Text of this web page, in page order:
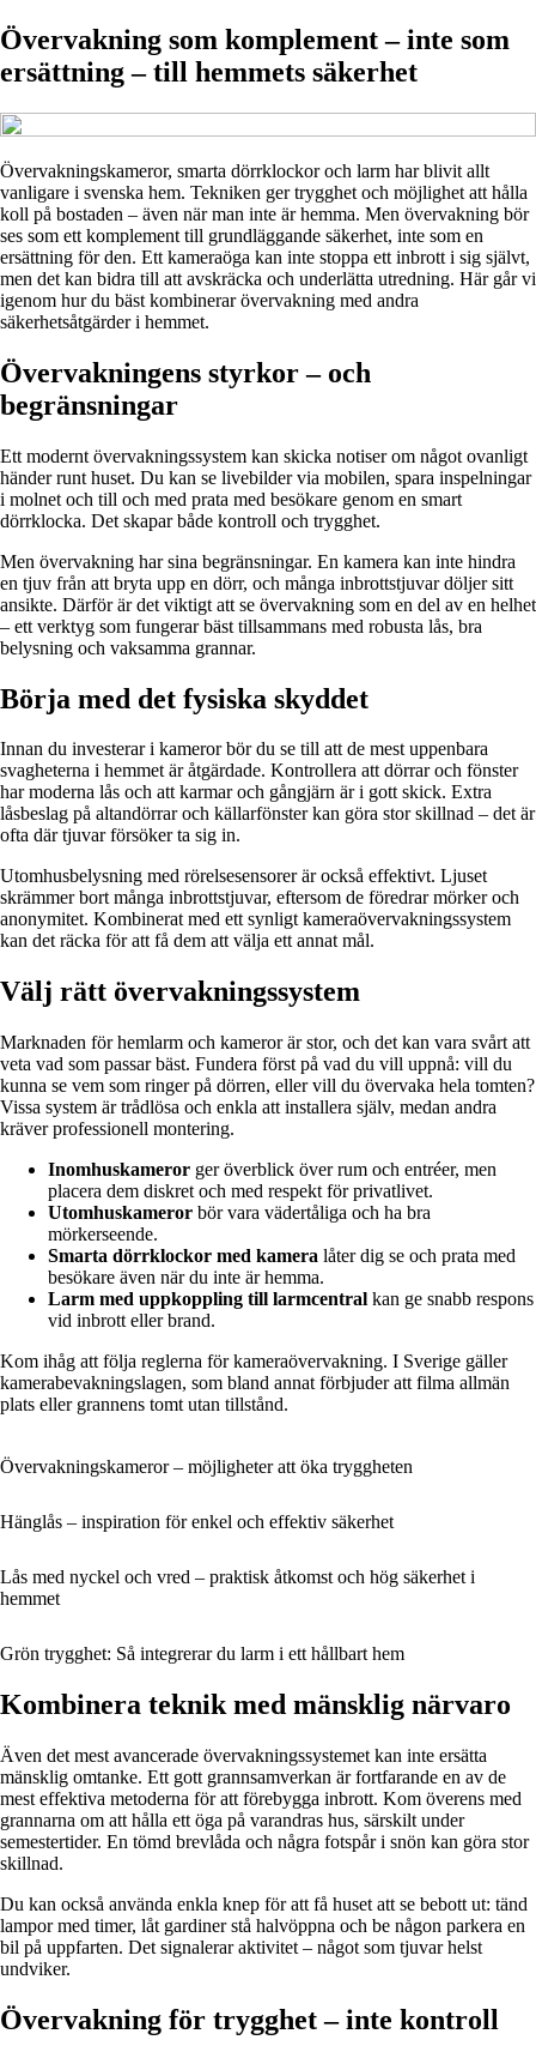
Övervakning som komplement – inte som
ersättning – till hemmets säkerhet
Övervakningskameror, smarta dörrklockor och larm har blivit allt
vanligare i svenska hem. Tekniken ger trygghet och möjlighet att hålla
koll på bostaden – även när man inte är hemma. Men övervakning bör
ses som ett komplement till grundläggande säkerhet, inte som en
ersättning för den. Ett kameraöga kan inte stoppa ett inbrott i sig självt,
men det kan bidra till att avskräcka och underlätta utredning. Här går vi
igenom hur du bäst kombinerar övervakning med andra
säkerhetsåtgärder i hemmet.
Övervakningens styrkor – och
begränsningar
Ett modernt övervakningssystem kan skicka notiser om något ovanligt
händer runt huset. Du kan se livebilder via mobilen, spara inspelningar
i molnet och till och med prata med besökare genom en smart
dörrklocka. Det skapar både kontroll och trygghet.
Men övervakning har sina begränsningar. En kamera kan inte hindra
en tjuv från att bryta upp en dörr, och många inbrottstjuvar döljer sitt
ansikte. Därför är det viktigt att se övervakning som en del av en helhet
– ett verktyg som fungerar bäst tillsammans med robusta lås, bra
belysning och vaksamma grannar.
Börja med det fysiska skyddet
Innan du investerar i kameror bör du se till att de mest uppenbara
svagheterna i hemmet är åtgärdade. Kontrollera att dörrar och fönster
har moderna lås och att karmar och gångjärn är i gott skick. Extra
låsbeslag på altandörrar och källarfönster kan göra stor skillnad – det är
ofta där tjuvar försöker ta sig in.
Utomhusbelysning med rörelsesensorer är också effektivt. Ljuset
skrämmer bort många inbrottstjuvar, eftersom de föredrar mörker och
anonymitet. Kombinerat med ett synligt kameraövervakningssystem
kan det räcka för att få dem att välja ett annat mål.
Välj rätt övervakningssystem
Marknaden för hemlarm och kameror är stor, och det kan vara svårt att
veta vad som passar bäst. Fundera först på vad du vill uppnå: vill du
kunna se vem som ringer på dörren, eller vill du övervaka hela tomten?
Vissa system är trådlösa och enkla att installera själv, medan andra
kräver professionell montering.
Inomhuskameror ger överblick över rum och entréer, men
placera dem diskret och med respekt för privatlivet.
Utomhuskameror bör vara vädertåliga och ha bra
mörkerseende.
Smarta dörrklockor med kamera låter dig se och prata med
besökare även när du inte är hemma.
Larm med uppkoppling till larmcentral kan ge snabb respons
vid inbrott eller brand.
Kom ihåg att följa reglerna för kameraövervakning. I Sverige gäller
kamerabevakningslagen, som bland annat förbjuder att filma allmän
plats eller grannens tomt utan tillstånd.
Övervakningskameror – möjligheter att öka tryggheten
Hänglås – inspiration för enkel och effektiv säkerhet
Lås med nyckel och vred – praktisk åtkomst och hög säkerhet i
hemmet
Grön trygghet: Så integrerar du larm i ett hållbart hem
Kombinera teknik med mänsklig närvaro
Även det mest avancerade övervakningssystemet kan inte ersätta
mänsklig omtanke. Ett gott grannsamverkan är fortfarande en av de
mest effektiva metoderna för att förebygga inbrott. Kom överens med
grannarna om att hålla ett öga på varandras hus, särskilt under
semestertider. En tömd brevlåda och några fotspår i snön kan göra stor
skillnad.
Du kan också använda enkla knep för att få huset att se bebott ut: tänd
lampor med timer, låt gardiner stå halvöppna och be någon parkera en
bil på uppfarten. Det signalerar aktivitet – något som tjuvar helst
undviker.
Övervakning för trygghet – inte kontroll